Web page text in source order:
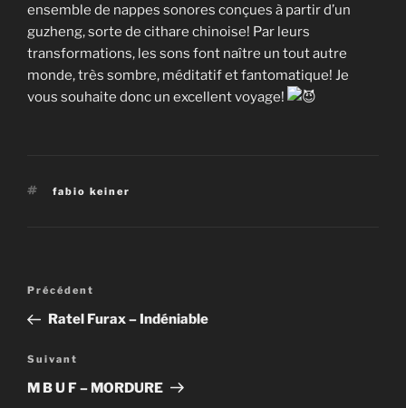
ensemble de nappes sonores conçues à partir d’un
guzheng, sorte de cithare chinoise! Par leurs
transformations, les sons font naître un tout autre
monde, très sombre, méditatif et fantomatique! Je
vous souhaite donc un excellent voyage!
Étiquettes
fabio keiner
l’article
Article
précédent
Précédent
Ratel Furax – Ind​é​niable
Article
suivant
Suivant
M B U F – MORDURE